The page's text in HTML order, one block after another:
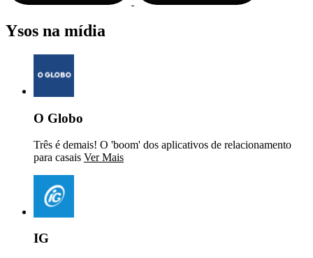
Ysos na mídia
O Globo
Três é demais! O 'boom' dos aplicativos de relacionamento
para casais Ver Mais
IG